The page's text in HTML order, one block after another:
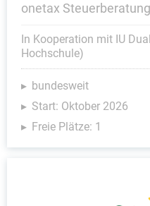
onetax
In Kooperation mit IU
Hochschule)
bundesweit
Start: Oktober 2026
Freie Plätze: 1